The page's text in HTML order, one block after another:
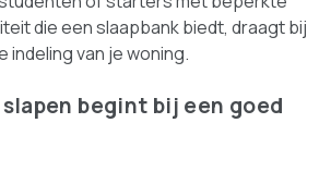
die een slaapbank biedt, draagt bij
indeling van je woning.
begint bij een goed